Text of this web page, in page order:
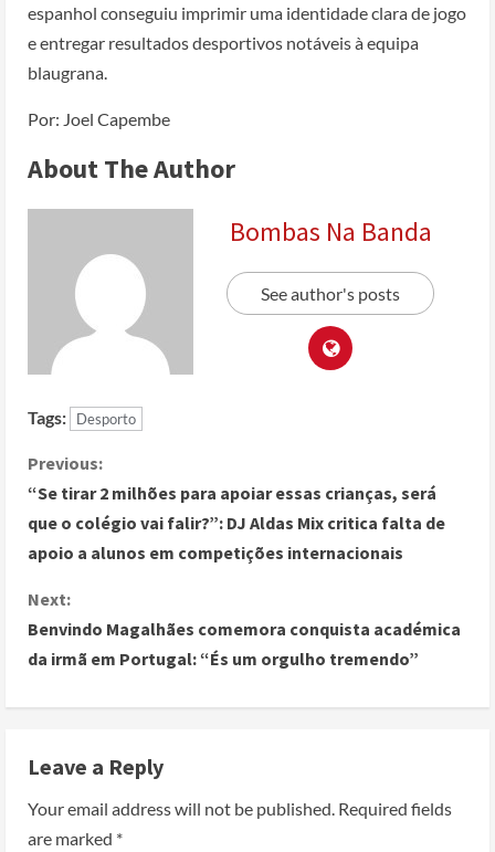
espanhol conseguiu imprimir uma identidade clara de jogo
e entregar resultados desportivos notáveis à equipa
blaugrana.
Por: Joel Capembe
About The Author
Bombas Na Banda
See author's posts
Tags: Desporto
Previous:
“Se tirar 2 milhões para apoiar essas crianças, será
que o colégio vai falir?”: DJ Aldas Mix critica falta de
apoio a alunos em competições internacionais
Next:
Benvindo Magalhães comemora conquista académica
da irmã em Portugal: “És um orgulho tremendo”
Leave a Reply
Your email address will not be published. Required fields
are marked *